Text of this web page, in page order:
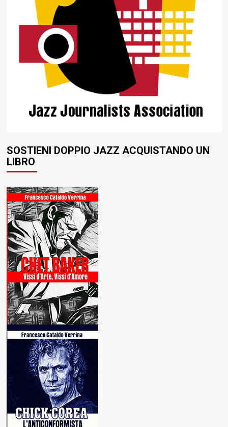
SOSTIENI DOPPIO JAZZ ACQUISTANDO UN
LIBRO